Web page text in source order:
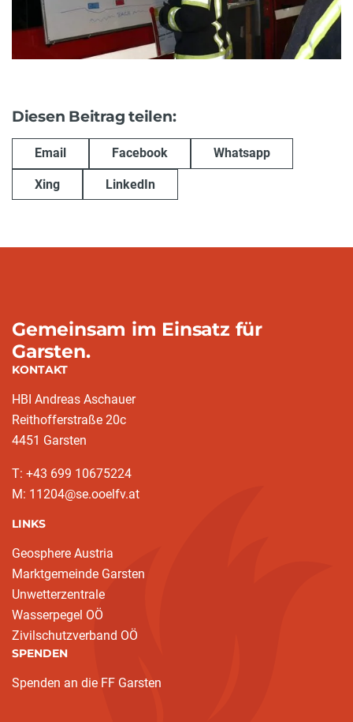
Diesen Beitrag teilen:
Email Facebook Whatsapp
Xing LinkedIn
Gemeinsam im Einsatz für
Garsten.
KONTAKT
HBI Andreas Aschauer
Reithofferstraße 20c
4451 Garsten
T: ‭+43 699 10675224‬
M: 11204@se.ooelfv.at
LINKS
Geosphere Austria
Marktgemeinde Garsten
Unwetterzentrale
Wasserpegel OÖ
Zivilschutzverband OÖ
SPENDEN
Spenden an die FF Garsten